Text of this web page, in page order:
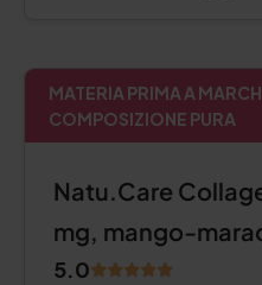
MATERIA PRIMA A
COMPOSIZIONE PURA
Natu.Care
mg, mango-
5.0